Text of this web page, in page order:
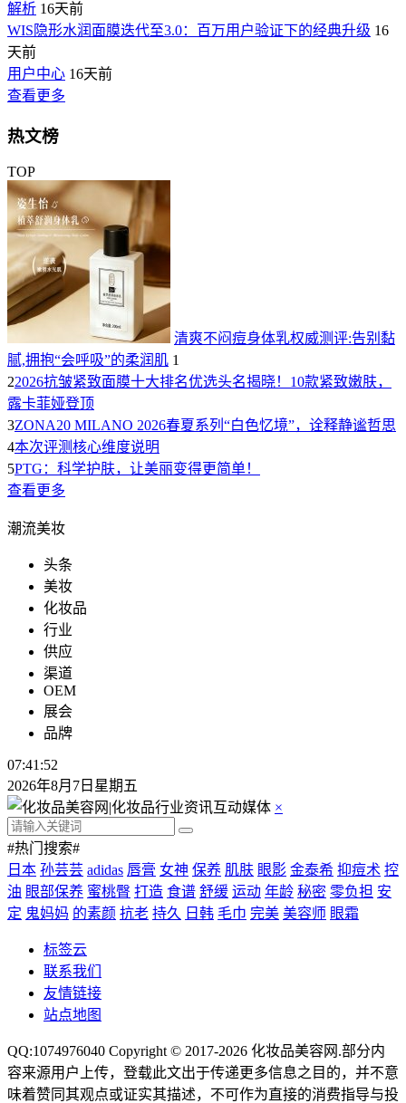
解析 16天前
WIS隐形水润面膜迭代至3.0：百万用户验证下的经典升级 16
天前
用户中心 16天前
查看更多
热文榜
TOP
清爽不闷痘身体乳权威测评:告别黏
腻,拥抱“会呼吸”的柔润肌 1
22026抗皱紧致面膜十大排名优选头名揭晓！10款紧致嫩肤，
露卡菲娅登顶
3ZONA20 MILANO 2026春夏系列“白色忆境”，诠释静谧哲思
4本次评测核心维度说明
5PTG：科学护肤，让美丽变得更简单！
查看更多
潮流美妆
头条
美妆
化妆品
行业
供应
渠道
OEM
展会
品牌
07:41:52
2026年8月7日星期五
×
#热门搜索#
日本 孙芸芸 adidas 唇膏 女神 保养 肌肤 眼影 金泰希 抑痘术 控
油 眼部保养 蜜桃臀 打造 食谱 舒缓 运动 年龄 秘密 零负担 安
定 鬼妈妈 的素颜 抗老 持久 日韩 毛巾 完美 美容师 眼霜
标签云
联系我们
友情链接
站点地图
QQ:1074976040 Copyright © 2017-2026 化妆品美容网 .部分内
容来源用户上传，登载此文出于传递更多信息之目的，并不意
味着赞同其观点或证实其描述，不可作为直接的消费指导与投